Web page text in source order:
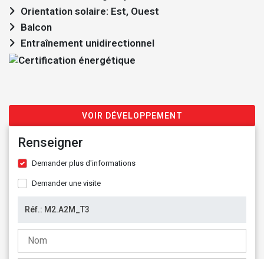
Orientation solaire: Est, Ouest
Balcon
Entraînement unidirectionnel
VOIR DÉVELOPPEMENT
Renseigner
Demander plus d'informations
Demander une visite